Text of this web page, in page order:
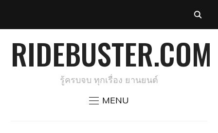
RIDEBUSTER.COM
รู้ครบจบ ทุกเรื่อง ยานยนต์
MENU